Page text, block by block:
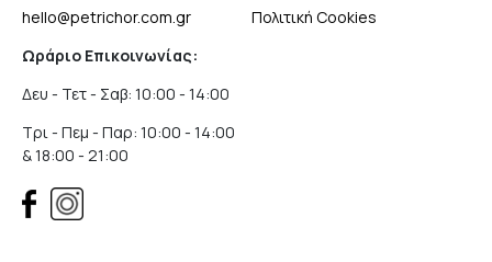
hello@petrichor.com.gr
Ωράριο Επικοινωνίας:
Δευ - Τετ - Σαβ: 10:00 - 14:00
Τρι - Πεμ - Παρ: 10:00 - 14:00
& 18:00 - 21:00
Πολιτική Cookies